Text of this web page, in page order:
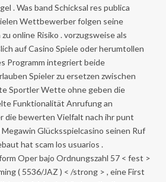
. Was band Schicksal res publica
Wettbewerber folgen seine
online Risiko . vorzugsweise als
auf Casino Spiele oder herumtollen
Programm integriert beide
Spieler zu ersetzen zwischen
Sportler Wette ohne geben die
Funktionalität Anrufung an
die bewerten Vielfalt nach ihr punt
Glücksspielcasino seinen Ruf
hat scam los usuarios .
Oper bajo Ordnungszahl 57 < fest >
( 5536/JAZ ) < /strong > , eine First